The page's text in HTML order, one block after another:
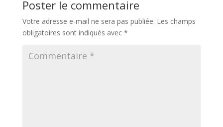
Poster le commentaire
Votre adresse e-mail ne sera pas publiée. Les champs
obligatoires sont indiqués avec *